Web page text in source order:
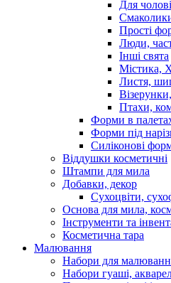
Для
Прості
Люди,
Інші свята
Містика,
Листя,
Птахи,
Форми в
Форми під
Силіконові
Віддушки косметичні
Штампи для мила
Добавки, декор
Сухоцвіти,
Основа для мила,
Інструменти та
Косметична тара
Малювання
Набори для
Набори гуаші,